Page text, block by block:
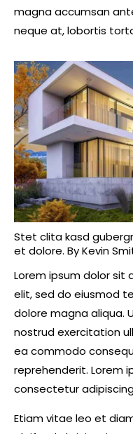
magna accumsan
neque at, lobortis
Stet clita kasd
et dolore. ByKevin
Lorem ipsum dolor
elit, sed do eiusmod
dolore magna aliqua.
nostrud exercitation
ea commodo
reprehenderit. Lorem
consectetur
Etiam vitae leo et